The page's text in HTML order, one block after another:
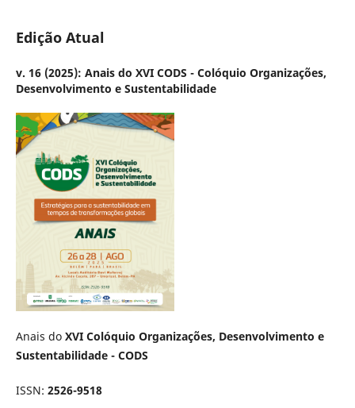
Edição Atual
v. 16 (2025): Anais do XVI CODS - Colóquio Organizações,
Desenvolvimento e Sustentabilidade
Anais do XVI Colóquio Organizações, Desenvolvimento e
Sustentabilidade - CODS
ISSN: 2526-9518